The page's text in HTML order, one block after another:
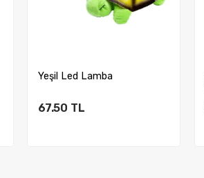
Yeşil Led Lamba
67.50 TL